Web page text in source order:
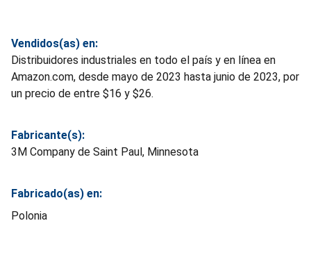
Vendidos(as) en:
Distribuidores industriales en todo el país y en línea en
Amazon.com, desde mayo de 2023 hasta junio de 2023, por
un precio de entre $16 y $26.
Fabricante(s):
3M Company de Saint Paul, Minnesota
Fabricado(as) en:
Polonia